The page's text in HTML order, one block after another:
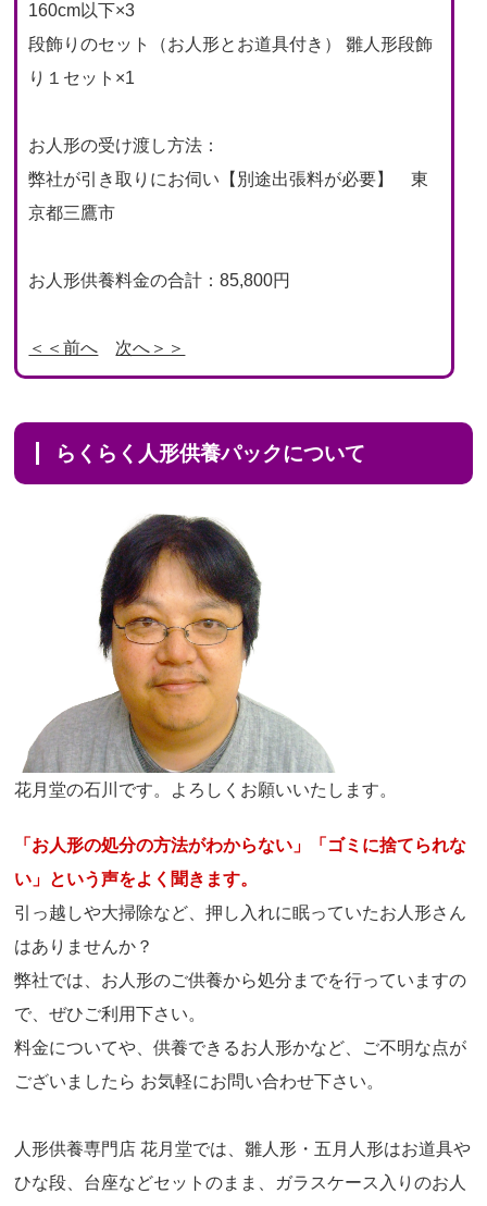
160cm以下×3
段飾りのセット（お人形とお道具付き） 雛人形段飾
り１セット×1
お人形の受け渡し方法：
弊社が引き取りにお伺い【別途出張料が必要】 東
京都三鷹市
お人形供養料金の合計：85,800円
＜＜前へ 次へ＞＞
らくらく人形供養パックについて
花月堂の石川です。よろしくお願いいたします。
「お人形の処分の方法がわからない」「ゴミに捨てられな
い」という声をよく聞きます。
引っ越しや大掃除など、押し入れに眠っていたお人形さん
はありませんか？
弊社では、お人形のご供養から処分までを行っていますの
で、ぜひご利用下さい。
料金についてや、供養できるお人形かなど、ご不明な点が
ございましたら お気軽にお問い合わせ下さい。
人形供養専門店 花月堂では、雛人形・五月人形はお道具や
ひな段、台座などセットのまま、ガラスケース入りのお人